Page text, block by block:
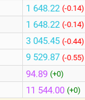
1 648.22 (-0.14)
1 648.22 (-0.14)
3 045.45 (-0.44)
9 529.87 (-0.55)
94.89 (+0)
11 544.00 (+0)